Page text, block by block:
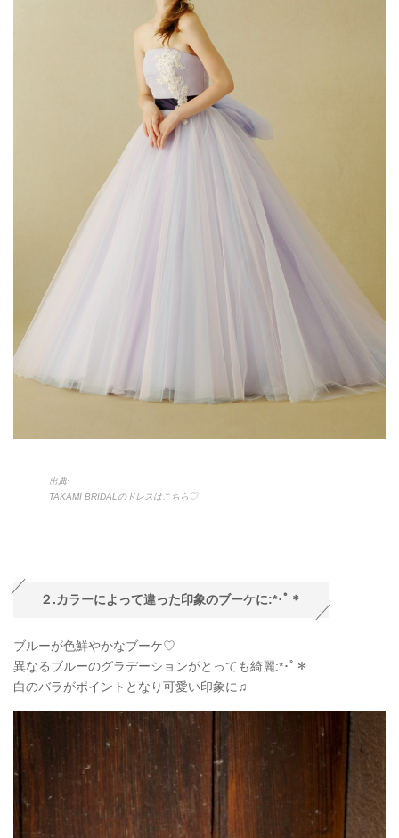
出典:
TAKAMI BRIDALのドレスはこちら♡
２.カラーによって違った印象のブーケに:*･ﾟ＊
ブルーが色鮮やかなブーケ♡
異なるブルーのグラデーションがとっても綺麗:*･ﾟ＊
白のバラがポイントとなり可愛い印象に♫